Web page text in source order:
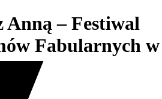
Anną – Festiwal
Fabularnych w